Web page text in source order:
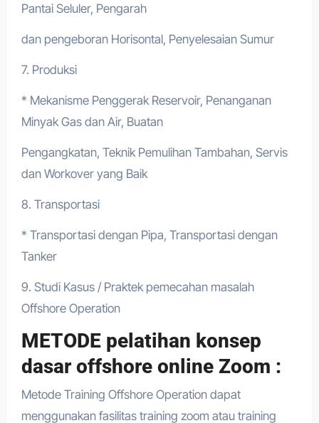
Pantai Seluler, Pengarah
dan pengeboran Horisontal, Penyelesaian Sumur
7. Produksi
* Mekanisme Penggerak Reservoir, Penanganan
Minyak Gas dan Air, Buatan
Pengangkatan, Teknik Pemulihan Tambahan, Servis
dan Workover yang Baik
8. Transportasi
* Transportasi dengan Pipa, Transportasi dengan
Tanker
9. Studi Kasus / Praktek pemecahan masalah
Offshore Operation
METODE pelatihan konsep
dasar offshore online Zoom :
Metode Training Offshore Operation dapat
menggunakan fasilitas training zoom atau training